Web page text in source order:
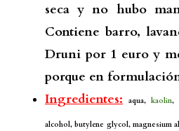
seca y no hubo
Contiene barro,
Druni por 1 euro y
porque en
Ingredientes: aqua,kaolin,
alcohol, butylene glycol, magnesium